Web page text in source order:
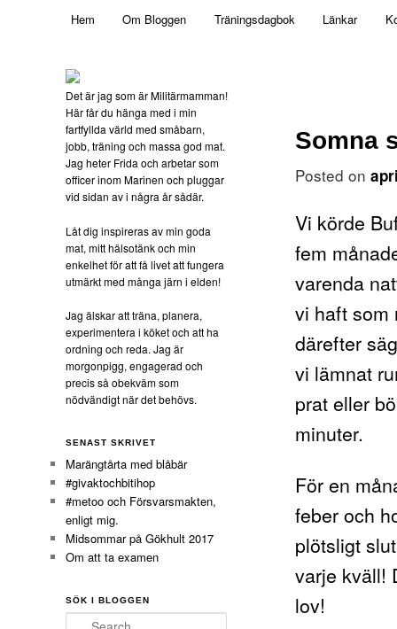
Militärmamman
Skip to primary content
Hem Om Bloggen Träningsdagbok Länkar
Somna
Posted on
Vi körde
fem
varenda
vi haft som
därefter
vi lämnat
prat eller
minuter.
För en
feber och
plötsligt
varje kväll!
lov!
Det är jag som är Militärmamman!
Här får du hänga med i min
fartfyllda värld med småbarn,
jobb, träning och massa god mat.
Jag heter Frida och arbetar som
officer inom Marinen och pluggar
vid sidan av i några år sådär.
Låt dig inspireras av min goda
mat, mitt hälsotänk och min
enkelhet för att få livet att fungera
utmärkt med många järn i elden!
Jag älskar att träna, planera,
experimentera i köket och att ha
ordning och reda. Jag är
morgonpigg, engagerad och
precis så obekväm som
nödvändigt när det behövs.
SENAST SKRIVET
Marängtårta med blåbär
#givaktochbitihop
#metoo och Försvarsmakten,
enligt mig.
Midsommar på Gökhult 2017
Om att ta examen
SÖK I BLOGGEN
Search